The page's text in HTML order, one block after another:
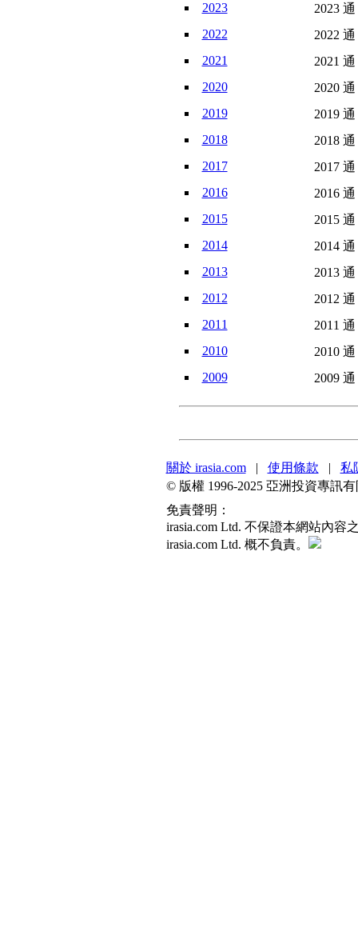
2023
2023
2022
2022
2021
2021
2020
2020
2019
2019
2018
2018
2017
2017
2016
2016
2015
2015
2014
2014
2013
2013
2012
2012
2011
2011
2010
2010
2009
2009
關於 irasia.com| 使用條款 | 私
© 版權 1996-2025 亞洲投資專訊
免責聲明：
irasia.com Ltd. 不保證本網站內
irasia.com Ltd. 概不負責。